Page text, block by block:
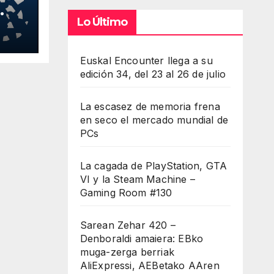
Lo Último
Euskal Encounter llega a su
edición 34, del 23 al 26 de julio
La escasez de memoria frena
en seco el mercado mundial de
PCs
La cagada de PlayStation, GTA
VI y la Steam Machine –
Gaming Room #130
Sarean Zehar 420 –
Denboraldi amaiera: EBko
muga-zerga berriak
AliExpressi, AEBetako AAren